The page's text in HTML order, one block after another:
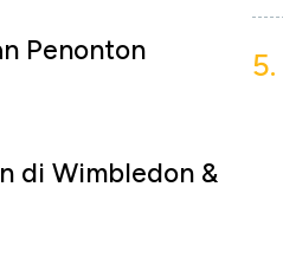
Penonton
di Wimbledon &
5.